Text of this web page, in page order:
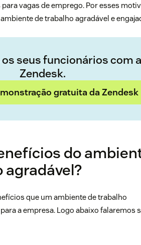
vagas de emprego. Por esses
de trabalho agradável e
seus funcionários com a
Zendesk.
gratuita da Zendesk
do
agradável?
que um ambiente de trabalho
a empresa. Logo abaixo falaremos